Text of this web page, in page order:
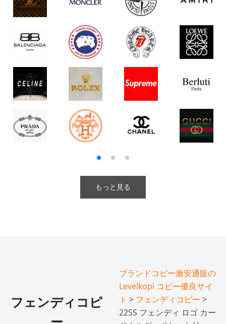
もっと見る
フェンディコピ
ブランドコピー激安通販の
Levelkopi コピー優良サイ
ト > フェンディコピー >
22SS フェンディ ロゴ カー